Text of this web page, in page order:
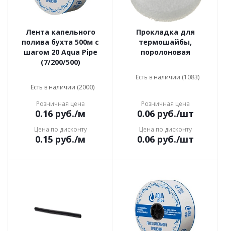
Лента капельного
полива бухта 500м с
шагом 20 Aqua Pipe
(7/200/500)
Есть в наличии (2000)
Розничная цена
0.16 руб./м
Цена по дисконту
0.15 руб./м
Прокладка для
термошайбы,
поролоновая
Есть в наличии (1083)
Розничная цена
0.06руб./шт
Цена по дисконту
0.06руб./шт